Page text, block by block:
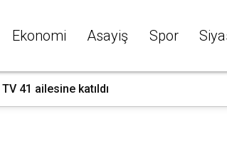
Ekonomi Asayiş Spor
41 ailesine katıldı